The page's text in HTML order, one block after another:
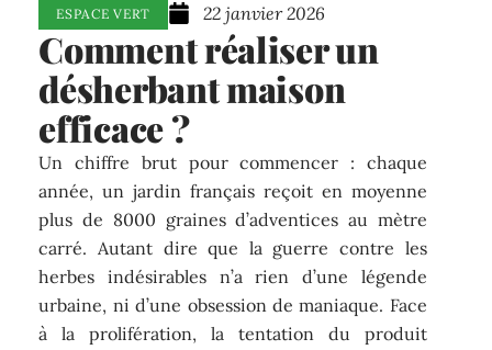
ESPACE VERT 22 janvier 2026
Comment réaliser un
désherbant maison
efficace ?
Un chiffre brut pour commencer : chaque
année, un jardin français reçoit en moyenne
plus de 8000 graines d’adventices au mètre
carré. Autant dire que la guerre contre les
herbes indésirables n’a rien d’une légende
urbaine, ni d’une obsession de maniaque. Face
à la prolifération, la tentation du produit